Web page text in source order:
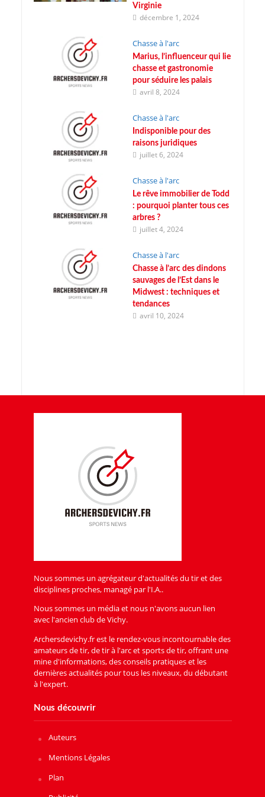
Virginie
décembre 1, 2024
Chasse à l'arc
Marius, l’influenceur qui lie
chasse et gastronomie
pour séduire les palais
avril 8, 2024
Chasse à l'arc
Indisponible pour des
raisons juridiques
juillet 6, 2024
Chasse à l'arc
Le rêve immobilier de Todd
: pourquoi planter tous ces
arbres ?
juillet 4, 2024
Chasse à l'arc
Chasse à l’arc des dindons
sauvages de l’Est dans le
Midwest : techniques et
tendances
avril 10, 2024
Nous sommes un agrégateur d'actualités du tir et des
disciplines proches, managé par l'I.A..
Nous sommes un média et nous n'avons aucun lien
avec l'ancien club de Vichy.
Archersdevichy.fr est le rendez-vous incontournable des
amateurs de tir, de tir à l'arc et sports de tir, offrant une
mine d'informations, des conseils pratiques et les
dernières actualités pour tous les niveaux, du débutant
à l'expert.
Nous découvrir
Auteurs
Mentions Légales
Plan